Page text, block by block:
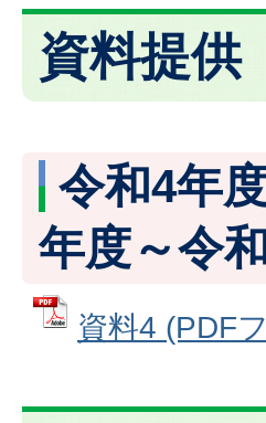
資料提供
令和4年
年度～令
資料4 (PDF